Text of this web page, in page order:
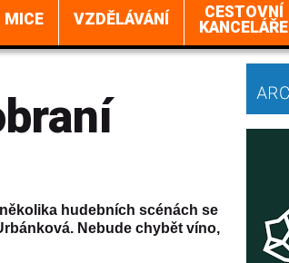
MICE VZDĚLÁVÁNÍ
CESTOVNÍ
KANCELÁŘE
hudebních scénách se
Nebude chybět víno,